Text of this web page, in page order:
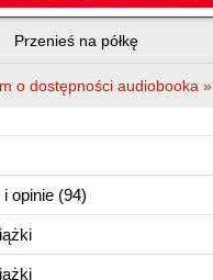
Przenieś na półkę
o dostępności audiobooka »
i opinie (94)